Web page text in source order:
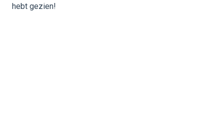
hebt gezien!